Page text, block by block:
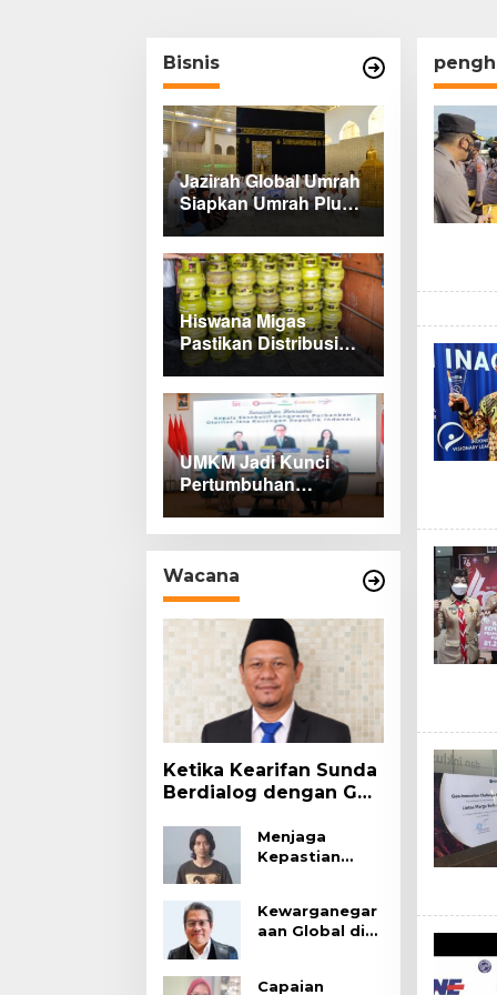
Bisnis
Jazirah Global Umrah
Siapkan Umrah Plus
Turki dan Lima Paket
Baru 2027
Hiswana Migas
Pastikan Distribusi
Gas Melon di
Indramayu Tetap
Lancar
UMKM Jadi Kunci
Pertumbuhan
Ekonomi Cirebon
Raya
Wacana
Ketika Kearifan Sunda
Berdialog dengan Gus
Makna Nyiar Elmu
dalam Tradisi dan
Kemanusiaan
Menjaga
Kepastian
Ruang Hijau
Pembangunan
Majalengka
Kewarganegar
aan Global di
Drama, Fokus
Capaian